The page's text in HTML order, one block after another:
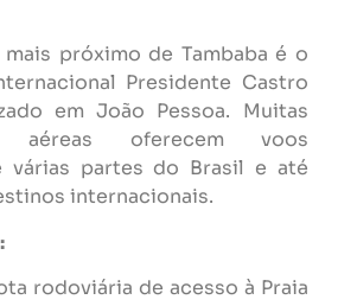
próximo de Tambaba é o
Presidente Castro
em João Pessoa. Muitas
aéreas oferecem voos
várias partes do Brasil e até
internacionais.
rodoviária de acesso à Praia